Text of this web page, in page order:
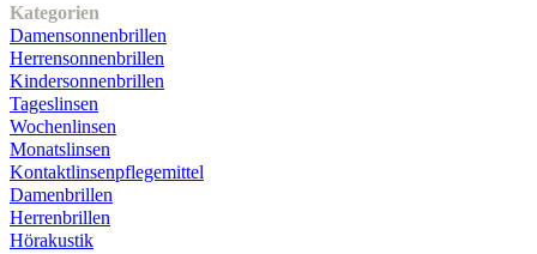
Kategorien
Damensonnenbrillen
Herrensonnenbrillen
Kindersonnenbrillen
Tageslinsen
Wochenlinsen
Monatslinsen
Kontaktlinsenpflegemittel
Damenbrillen
Herrenbrillen
Hörakustik